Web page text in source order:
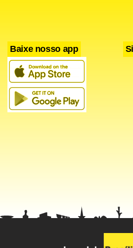
Andrea também deu dicas de
Baixe nosso app